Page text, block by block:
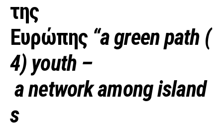
της
Ευρώπης “a green path (
4) youth –
a network among island
s